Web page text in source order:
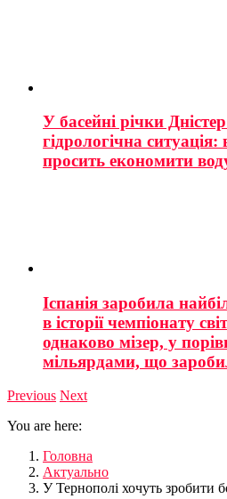
У басейні річки
гідрологічна ситуація:
просить економити
Іспанія заробила
в історії чемпіонату
однаково мізер, у
мільярдами, що
Previous Next
You are here:
Головна
Актуально
У Тернополі хочуть зробити